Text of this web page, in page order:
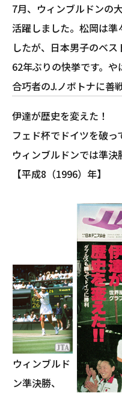
7月、ウィンブルドンの
活躍しました。松岡は準
したが、日本男子のベ
62年ぶりの快挙です。
合巧者のJ.ノボトナに善
伊達が歴史を変えた！
フェド杯でドイツを破っ
ウィンブルドンでは準決
【平成8（1996）年】
ウィンブルド
ン準決勝、